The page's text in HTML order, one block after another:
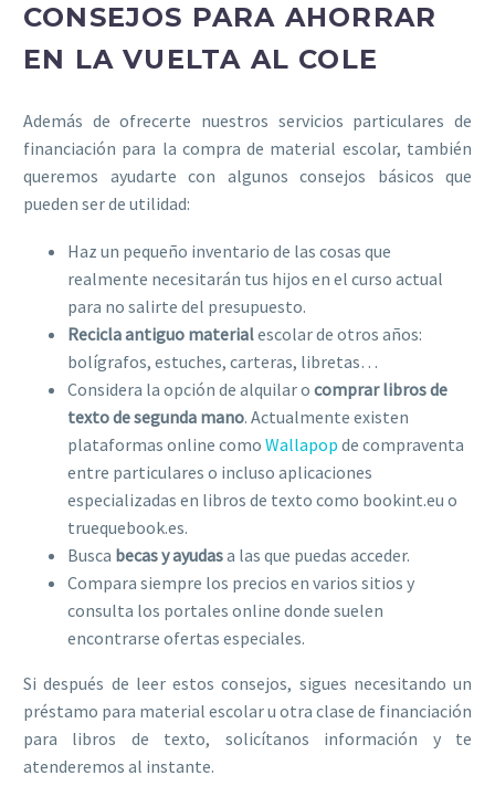
CONSEJOS PARA AHORRAR
EN LA VUELTA AL COLE
Además de ofrecerte nuestros servicios particulares de
financiación para la compra de material escolar, también
queremos ayudarte con algunos consejos básicos que
pueden ser de utilidad:
Haz un pequeño inventario de las cosas que
realmente necesitarán tus hijos en el curso actual
para no salirte del presupuesto.
Recicla antiguo materialescolar de otros años:
bolígrafos, estuches, carteras, libretas…
Considera la opción de alquilar o comprar libros de
texto de segunda mano. Actualmente existen
plataformas online como Wallapop de compraventa
entre particulares o incluso aplicaciones
especializadas en libros de texto como bookint.eu o
truequebook.es.
Busca becas y ayudasa las que puedas acceder.
Compara siempre los precios en varios sitios y
consulta los portales online donde suelen
encontrarse ofertas especiales.
Si después de leer estos consejos, sigues necesitando un
préstamo para material escolar u otra clase de financiación
para libros de texto, solicítanos información y te
atenderemos al instante.